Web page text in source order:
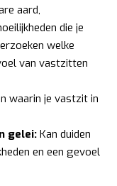
aard,
die je
welke
van vastzitten
waarin je vastzit in
gelei:Kan duiden
en een gevoel